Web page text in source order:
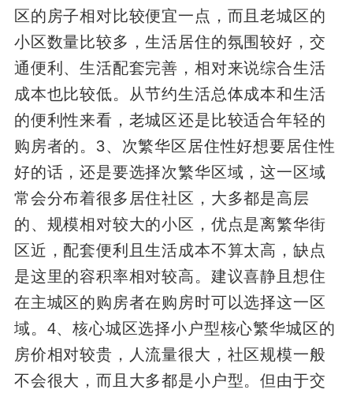
区的房子相对比较便宜一点，而且老城区的
小区数量比较多，生活居住的氛围较好，交
通便利、生活配套完善，相对来说综合生活
成本也比较低。从节约生活总体成本和生活
的便利性来看，老城区还是比较适合年轻的
购房者的。3、次繁华区居住性好想要居住性
好的话，还是要选择次繁华区域，这一区域
常会分布着很多居住社区，大多都是高层
的、规模相对较大的小区，优点是离繁华街
区近，配套便利且生活成本不算太高，缺点
是这里的容积率相对较高。建议喜静且想住
在主城区的购房者在购房时可以选择这一区
域。4、核心城区选择小户型核心繁华城区的
房价相对较贵，人流量很大，社区规模一般
不会很大，而且大多都是小户型。但由于交